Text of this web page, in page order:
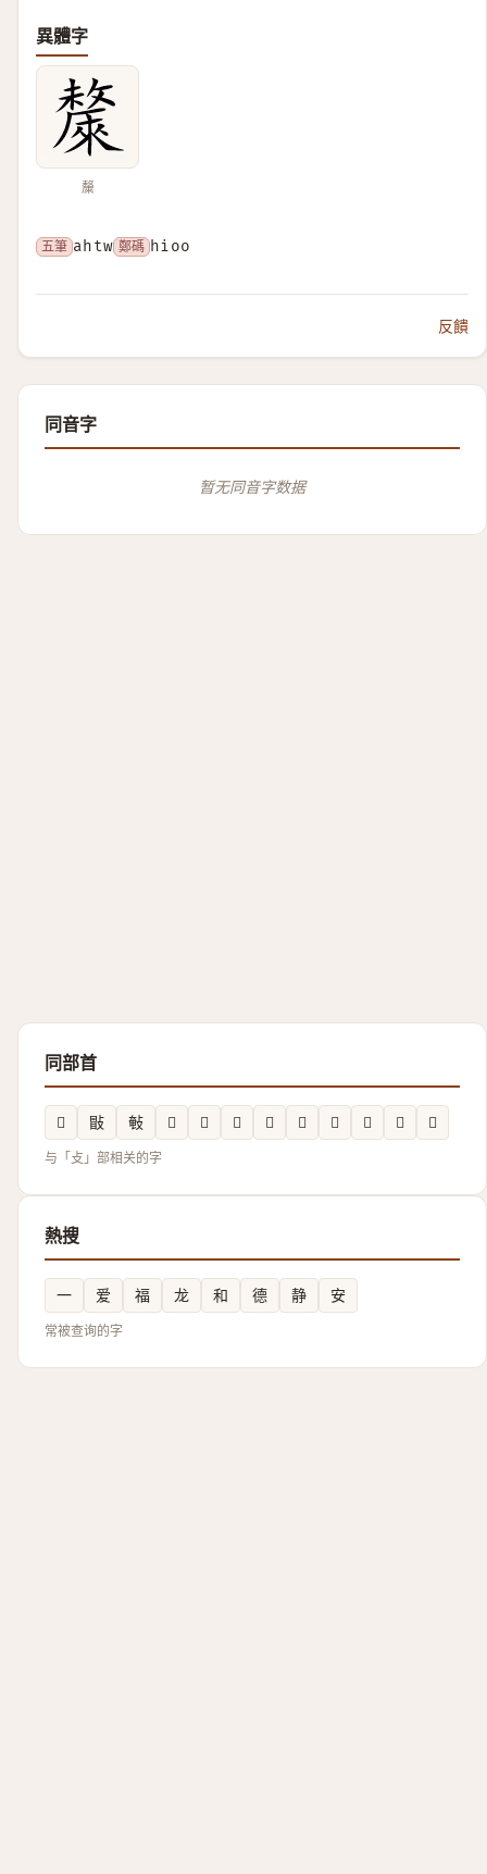
異體字
斄
五筆 ahtw 鄭碼 hioo
反饋
同音字
暂无同音字数据
同部首
𢿲 㪞 㪑 𫾸 𣀞 𢼈 𢿨 𮲔 𪯖 𢽶 𢾃 𢻷
与「攴」部相关的字
熱搜
一 爱 福 龙 和 德 静 安
常被查询的字